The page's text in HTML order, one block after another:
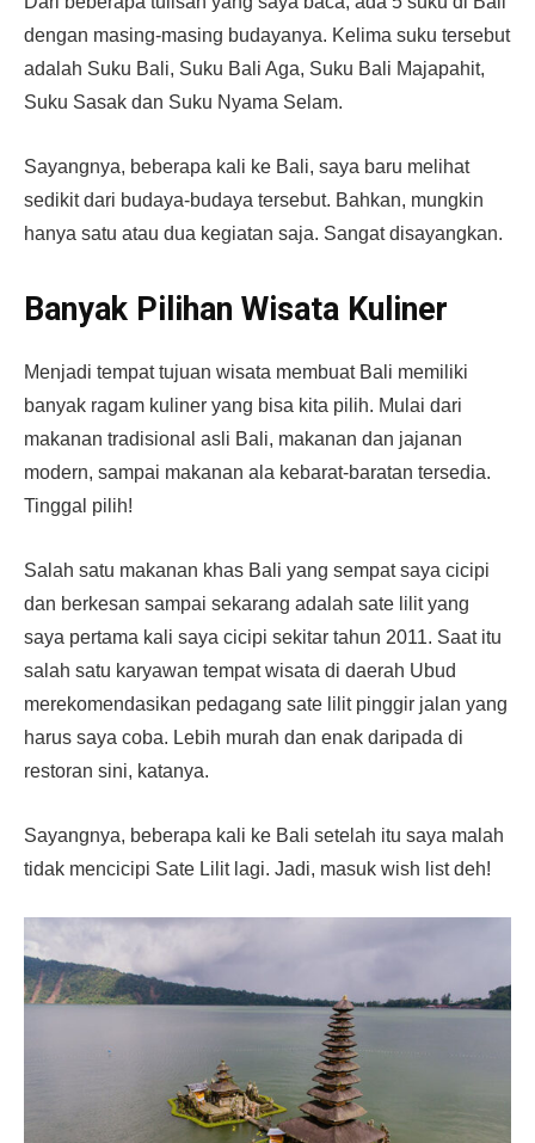
dengan masing-masing budayanya. Kelima suku tersebut
adalah Suku Bali, Suku Bali Aga, Suku Bali Majapahit,
Suku Sasak dan Suku Nyama Selam.
Sayangnya, beberapa kali ke Bali, saya baru melihat
sedikit dari budaya-budaya tersebut. Bahkan, mungkin
hanya satu atau dua kegiatan saja. Sangat disayangkan.
Banyak Pilihan Wisata Kuliner
Menjadi tempat tujuan wisata membuat Bali memiliki
banyak ragam kuliner yang bisa kita pilih. Mulai dari
makanan tradisional asli Bali, makanan dan jajanan
modern, sampai makanan ala kebarat-baratan tersedia.
Tinggal pilih!
Salah satu makanan khas Bali yang sempat saya cicipi
dan berkesan sampai sekarang adalah sate lilit yang
saya pertama kali saya cicipi sekitar tahun 2011. Saat itu
salah satu karyawan tempat wisata di daerah Ubud
merekomendasikan pedagang sate lilit pinggir jalan yang
harus saya coba. Lebih murah dan enak daripada di
restoran sini, katanya.
Sayangnya, beberapa kali ke Bali setelah itu saya malah
tidak mencicipi Sate Lilit lagi. Jadi, masuk wish list deh!